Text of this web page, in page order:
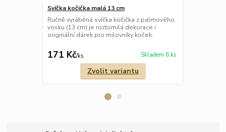
Svíčka kočička malá 13 cm
Ručně vyráběná svíčka kočička z palmového
vosku (13 cm) je roztomilá dekorace i
originální dárek pro milovníky koček.
171 Kč/ks Skladem 6 ks
Zvolit variantu